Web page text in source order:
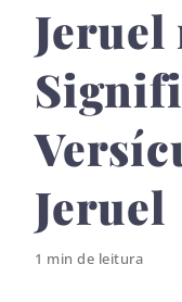
conteúdo
Jeruel
1 min de leitura